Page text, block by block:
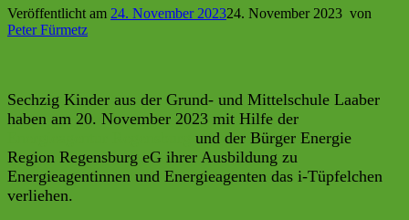
Veröffentlicht am 24. November 202324. November 2023 von
Peter Fürmetz
Sechzig Kinder aus der Grund- und Mittelschule Laaber
haben am 20. November 2023 mit Hilfe der
und der Bürger Energie
Region Regensburg eG ihrer Ausbildung zu
Energieagentinnen und Energieagenten das i-Tüpfelchen
verliehen.